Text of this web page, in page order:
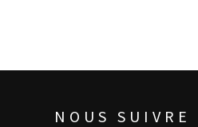
NOUS SUIVRE